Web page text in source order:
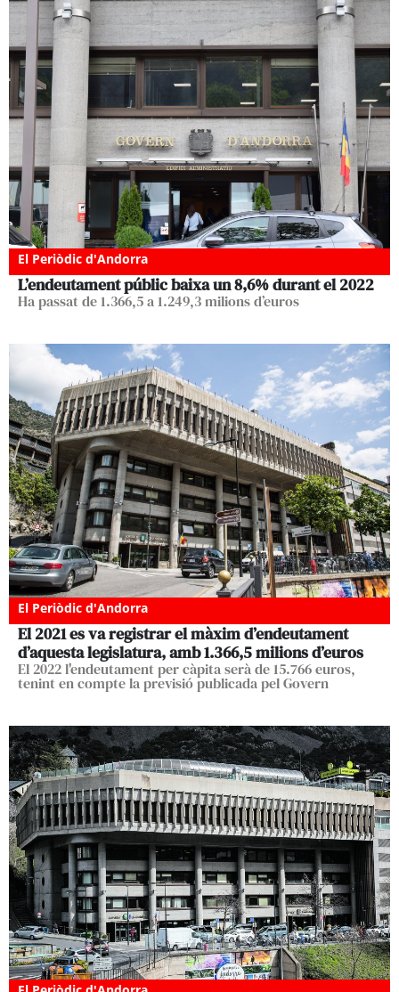
El Periòdic d'Andorra
L’endeutament públic baixa un 8,6% durant el 2022
Ha passat de 1.366,5 a 1.249,3 milions d’euros
El Periòdic d'Andorra
El 2021 es va registrar el màxim d’endeutament
d’aquesta legislatura, amb 1.366,5 milions d’euros
El 2022 l'endeutament per càpita serà de 15.766 euros,
tenint en compte la previsió publicada pel Govern